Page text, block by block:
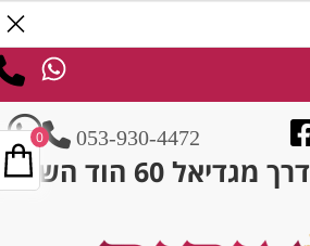
053-930-4472
דרך מגדיאל 60 הוד השרון
0